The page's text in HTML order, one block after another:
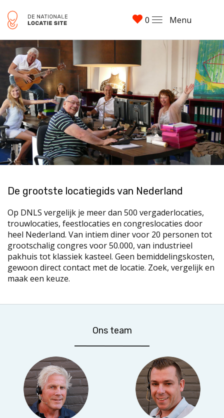
0 Menu
De grootste locatiegids van Nederland
Op DNLS vergelijk je meer dan 500 vergaderlocaties,
trouwlocaties, feestlocaties en congreslocaties door
heel Nederland. Van intiem diner voor 20 personen tot
grootschalig congres voor 50.000, van industrieel
pakhuis tot klassiek kasteel. Geen bemiddelingskosten,
gewoon direct contact met de locatie. Zoek, vergelijk en
maak een keuze.
Ons team